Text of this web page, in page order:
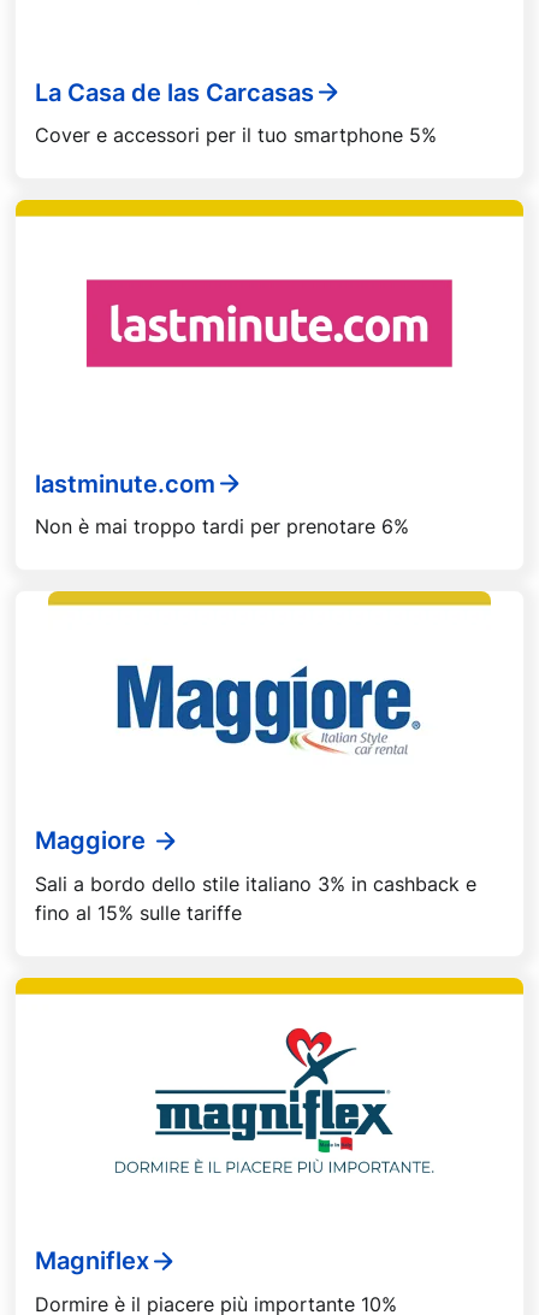
La Casa de las Carcasas
Cover e accessori per il tuo smartphone 5%
lastminute.com
Non è mai troppo tardi per prenotare 6%
Maggiore
Sali a bordo dello stile italiano 3% in cashback e
fino al 15% sulle tariffe
Magniflex
Dormire è il piacere più importante 10%